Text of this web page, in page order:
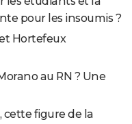
pour les insoumis ?
Hortefeux
au RN ? Une
cette figure de la